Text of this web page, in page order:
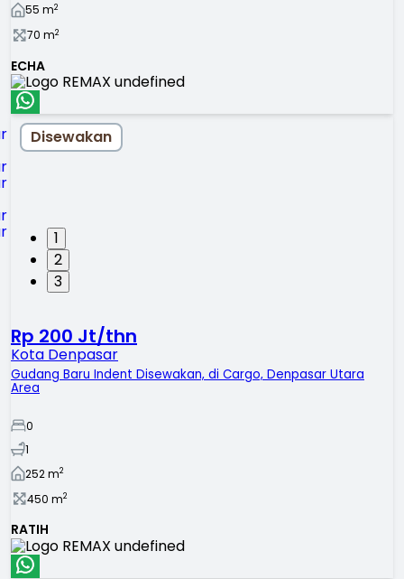
55 m2
70 m2
ECHA
1
2
3
Disewakan
Rp 200 Jt/thn
Kota Denpasar
Gudang Baru Indent Disewakan, di Cargo, Denpasar Utara
Area
0
1
252m2
450 m2
RATIH